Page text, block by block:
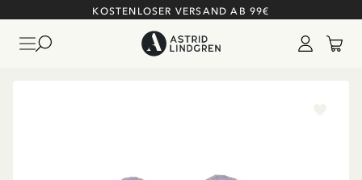
KOSTENLOSER VERSAND AB 99€